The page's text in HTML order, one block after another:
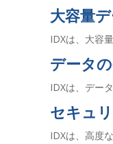
大容量
IDXは、大容
データ
IDXは、デー
セキュ
IDXは、高度